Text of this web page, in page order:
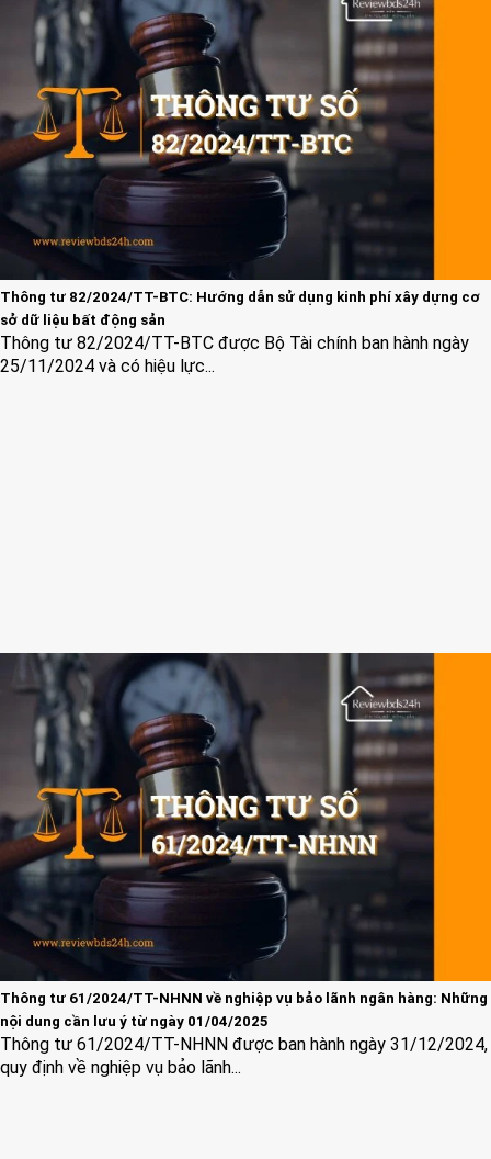
Thông tư 82/2024/TT-BTC: Hướng dẫn sử dụng kinh phí xây dựng cơ
sở dữ liệu bất động sản
Thông tư 82/2024/TT-BTC được Bộ Tài chính ban hành ngày
25/11/2024 và có hiệu lực...
Thông tư 61/2024/TT-NHNN về nghiệp vụ bảo lãnh ngân hàng: Những
nội dung cần lưu ý từ ngày 01/04/2025
Thông tư 61/2024/TT-NHNN được ban hành ngày 31/12/2024,
quy định về nghiệp vụ bảo lãnh...